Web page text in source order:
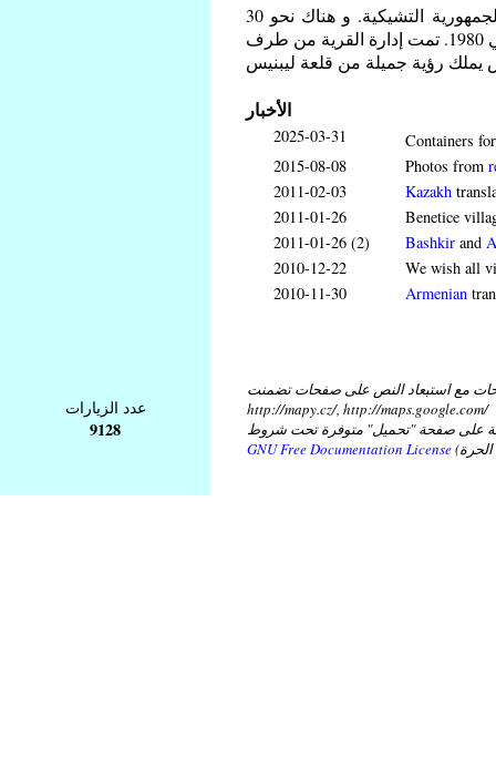
بنتيس هي قرية قرب بلدة سفيتلا ناد سزافو. في منطقة فيسوشينا في الجمهورية التشيكية. و هناك نحو 30
شخصا يعيشون في بنتيس. القرية أصبحت جزءا من بلدة سفتلا ناد سزافو في 1980. تمت إدارة القرية من طرف
الأخبار
2025-03-31
Containers
2015-08-08
Photos from
2011-02-03
Kazakh
2011-01-26
Benetice
2011-01-26 (2)
Bashkir and
2010-12-22
We wish all
2010-11-30
Armenian
عدد الزيارات
9128
مع استبعاد النص على صفحات تضمنت
http://mapy.cz/, http://maps.google.com/
على صفحة "تحميل" متوفرة تحت شروط
GNU Free Documentation License